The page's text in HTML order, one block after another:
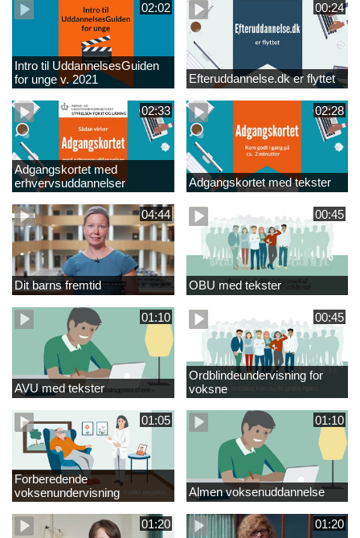
02:02
Intro til UddannelsesGuiden
for unge v. 2021
00:24
Efteruddannelse.dk er flyttet
02:33
Adgangskortet med
erhvervsuddannelser
02:28
Adgangskortet med tekster
04:44
Dit barns fremtid
00:45
OBU med tekster
01:10
AVU med tekster
00:45
Ordblindeundervisning for
voksne
01:05
Forberedende
voksenundervisning
01:10
Almen voksenuddannelse
01:20 01:20